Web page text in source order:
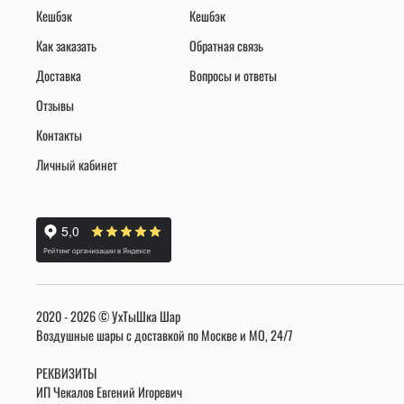
Кешбэк
Как заказать
Доставка
Отзывы
Контакты
Личный кабинет
Кешбэк
Обратная связь
Вопросы и ответы
2020 - 2026 © УхТыШка Шар
Воздушные шары с доставкой по Москве и МО, 24/7
РЕКВИЗИТЫ
ИП Чекалов Евгений Игоревич